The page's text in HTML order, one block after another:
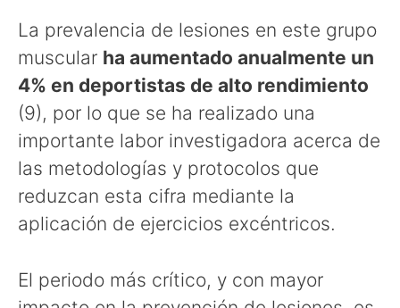
La prevalencia de lesiones en este grupo
muscular ha aumentado anualmente un
4% en deportistas de alto rendimiento
(9), por lo que se ha realizado una
importante labor investigadora acerca de
las metodologías y protocolos que
reduzcan esta cifra mediante la
aplicación de ejercicios excéntricos.
El periodo más crítico, y con mayor